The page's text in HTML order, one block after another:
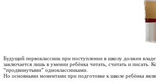
Будущий первоклассник при поступлении в школу должен
заключается лишь в умении ребёнка читать, считать и писать.
“продвинутыми” одноклассниками.
Но основными моментами при подготовке к школе ребёнка